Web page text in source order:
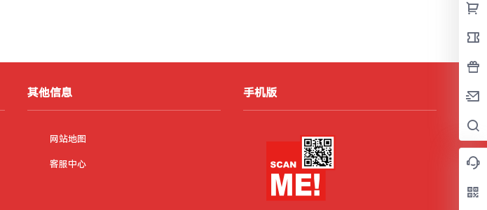
其他信息
网站地图
客服中心
手机版